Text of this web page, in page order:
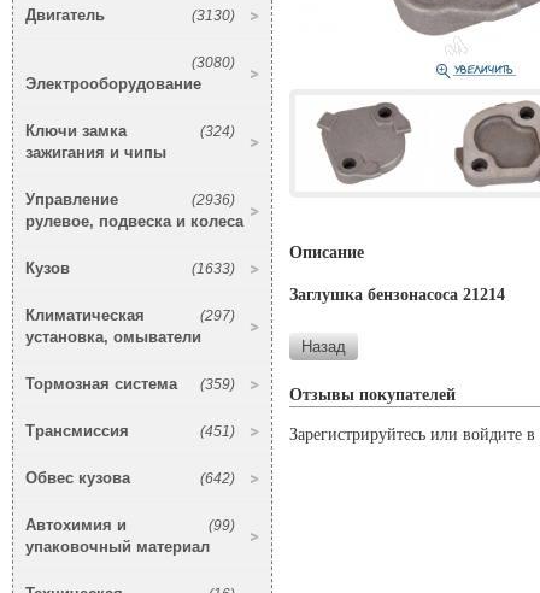
(3130)
Двигатель
(3080)
Электрооборудование
(324)
Ключи замка
зажигания и чипы
(2936)
Управление
рулевое, подвеска и колеса
(1633)
Кузов
(297)
Климатическая
установка, омыватели
(359)
Тормозная система
(451)
Трансмиссия
(642)
Обвес кузова
(99)
Автохимия и
упаковочный материал
Описание
Заглушка бензонасоса 21214
Отзывы покупателей
Зарегистрируйтесь или войдите